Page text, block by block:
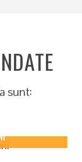
sunt: